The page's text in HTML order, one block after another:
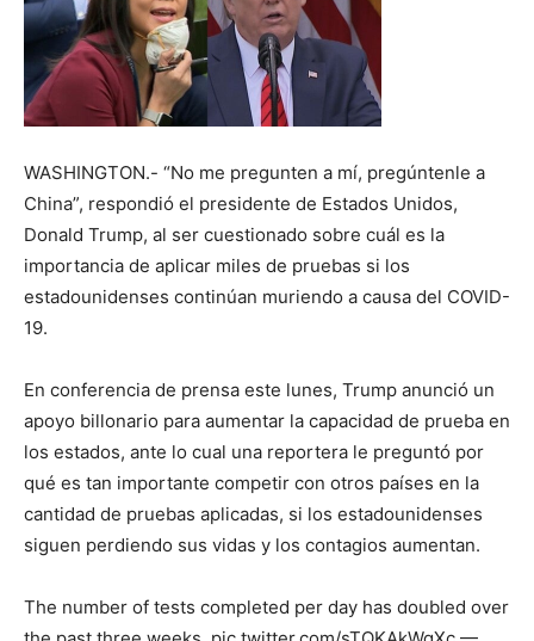
WASHINGTON.- “No me pregunten a mí, pregúntenle a
China”, respondió el presidente de Estados Unidos,
Donald Trump, al ser cuestionado sobre cuál es la
importancia de aplicar miles de pruebas si los
estadounidenses continúan muriendo a causa del COVID-
19.
En conferencia de prensa este lunes, Trump anunció un
apoyo billonario para aumentar la capacidad de prueba en
los estados, ante lo cual una reportera le preguntó por
qué es tan importante competir con otros países en la
cantidad de pruebas aplicadas, si los estadounidenses
siguen perdiendo sus vidas y los contagios aumentan.
The number of tests completed per day has doubled over